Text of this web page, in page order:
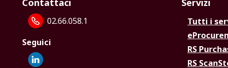
Contattaci
02.66.058.1
Seguici
Servizi
Tutti i
RS
RS